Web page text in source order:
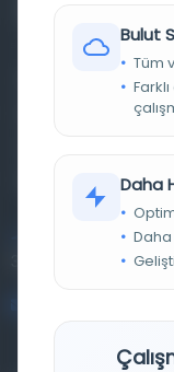
Farklı dönem, dil
basma eserleri,
kütüphane ve
Entertech Ofis:
34320 İstanbul
Bulut
Tüm
Daha
Daha